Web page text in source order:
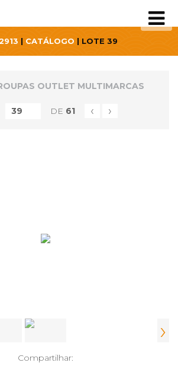
| CATÁLOGO | LOTE 39
OUTLET MULTIMARCAS
DE 61 ‹ ›
›
Compartilhar: